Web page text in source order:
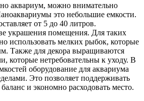
аквариум, можно внимательно
это небольшие емкости.
от 5 до 40 литров.
украшения помещения. Для таких
использовать мелких рыбок, которые
Также для декора выращиваются
которые нетребовательны к уходу. В
оборудование для аквариума
Это позволяет поддерживать
и экономно расходовать место.